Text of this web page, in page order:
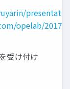
opelab/
受け付け